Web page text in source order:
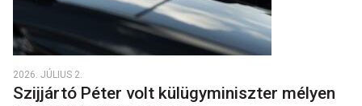
2026. JÚLIUS 2.
Szijjártó Péter volt külügyminiszter mélyen